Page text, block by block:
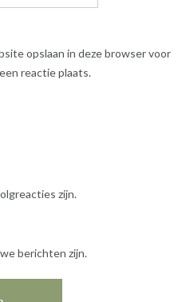
opslaan in deze browser voor
reactie plaats.
zijn.
berichten zijn.